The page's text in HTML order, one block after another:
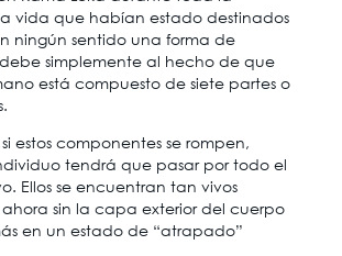
vida que habían estado destinados
ningún sentido una forma de
debe simplemente al hecho de que
está compuesto de siete partes o
estos componentes se rompen,
tendrá que pasar por todo el
Ellos se encuentran tan vivos
ahora sin la capa exterior del cuerpo
en un estado de “atrapado”